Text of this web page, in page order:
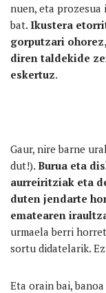
nuen, eta
bat. Ikustera
gorputzari
diren taldekide
eskertuz.
Gaur, nire barne
dut!). Burua eta
aurreiritziak eta
duten jendarte
ematearen
urmaela berri
sortu didatelarik.
Eta orain bai,